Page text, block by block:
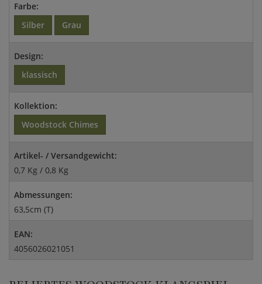
Farbe:
Silber
Grau
Design:
klassisch
Kollektion:
Woodstock Chimes
Artikel- / Versandgewicht:
0,7 Kg / 0,8 Kg
Abmessungen:
63,5cm (T)
EAN:
4056026021051